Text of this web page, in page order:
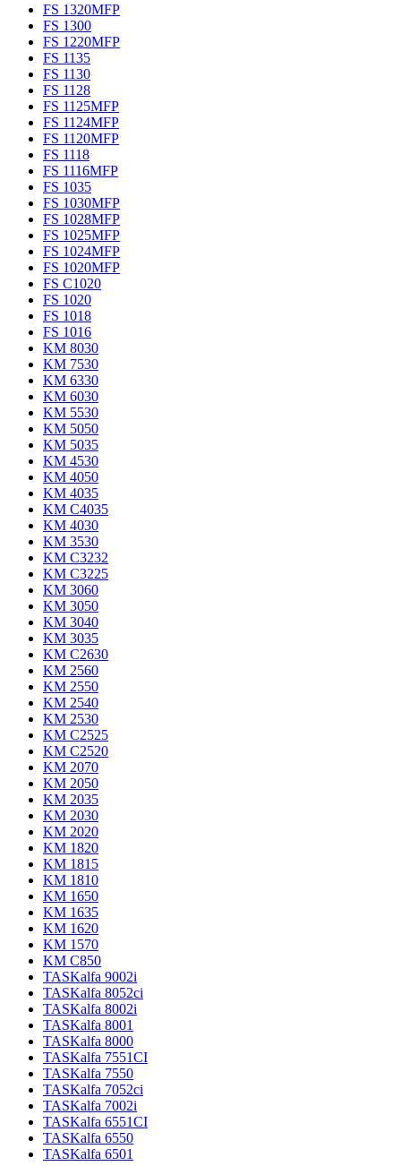
FS 1320MFP
FS 1300
FS 1220MFP
FS 1135
FS 1130
FS 1128
FS 1125MFP
FS 1124MFP
FS 1120MFP
FS 1118
FS 1116MFP
FS 1035
FS 1030MFP
FS 1028MFP
FS 1025MFP
FS 1024MFP
FS 1020MFP
FS C1020
FS 1020
FS 1018
FS 1016
KM 8030
KM 7530
KM 6330
KM 6030
KM 5530
KM 5050
KM 5035
KM 4530
KM 4050
KM 4035
KM C4035
KM 4030
KM 3530
KM C3232
KM C3225
KM 3060
KM 3050
KM 3040
KM 3035
KM C2630
KM 2560
KM 2550
KM 2540
KM 2530
KM C2525
KM C2520
KM 2070
KM 2050
KM 2035
KM 2030
KM 2020
KM 1820
KM 1815
KM 1810
KM 1650
KM 1635
KM 1620
KM 1570
KM C850
TASKalfa 9002i
TASKalfa 8052ci
TASKalfa 8002i
TASKalfa 8001
TASKalfa 8000
TASKalfa 7551CI
TASKalfa 7550
TASKalfa 7052ci
TASKalfa 7002i
TASKalfa 6551CI
TASKalfa 6550
TASKalfa 6501